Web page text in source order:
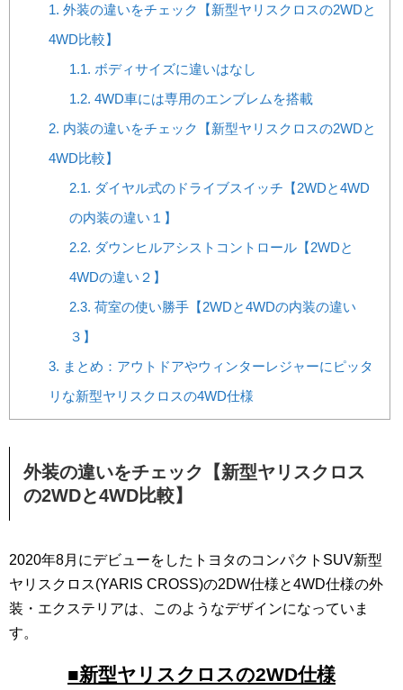
1. 外装の違いをチェック【新型ヤリスクロスの2WDと
4WD比較】
1.1. ボディサイズに違いはなし
1.2. 4WD車には専用のエンブレムを搭載
2. 内装の違いをチェック【新型ヤリスクロスの2WDと
4WD比較】
2.1. ダイヤル式のドライブスイッチ【2WDと4WD
の内装の違い１】
2.2. ダウンヒルアシストコントロール【2WDと
4WDの違い２】
2.3. 荷室の使い勝手【2WDと4WDの内装の違い
３】
3. まとめ：アウトドアやウィンターレジャーにピッタ
リな新型ヤリスクロスの4WD仕様
外装の違いをチェック【新型ヤリスクロス
の2WDと4WD比較】
2020年8月にデビューをしたトヨタのコンパクトSUV新型
ヤリスクロス(YARIS CROSS)の2DW仕様と4WD仕様の外
装・エクステリアは、このようなデザインになっていま
す。
■新型ヤリスクロスの2WD仕様